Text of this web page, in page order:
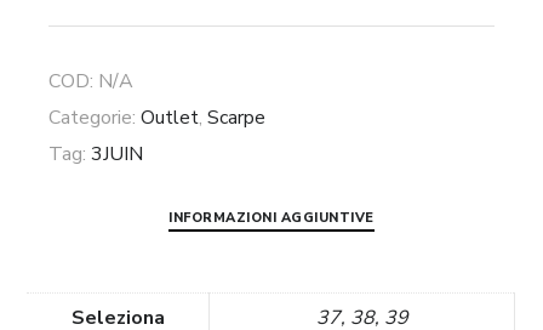
vernice
quantità
COD: N/A
Categorie:Outlet,Scarpe
Tag:3JUIN
INFORMAZIONI AGGIUNTIVE
Seleziona
37, 38, 39